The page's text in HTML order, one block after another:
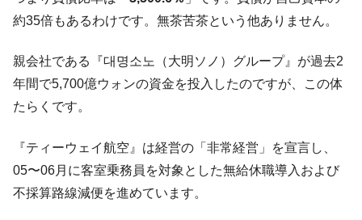
「KDDX」1番艦、2032年竣工と公示
に韓国がいっちょがみしたのでは。
『Money1』
韓国政府『BYD』車への補助金を全廃 ⇒ 実
は韓国で『BYD』車は売れている。6カ月で対前年同期比
『Money1』
在韓米国大使スティールが着韓！⇒ さっそ
く空港に詰めかけ「出て行け！」「極右勢力」のプラカー
ドを掲げる「在韓反米勢力」
約35倍もあるわけです。無茶苦茶という他ありません。
親会社である『대명소노（大明ソノ）グループ』が過去2
年間で5,700億ウォンの資金を投入したのですが、この体
たらくです。
『ティーウェイ航空』は経営の「非常経営」を宣言し、
05〜06月に客室乗務員を対象とした無給休職導入および
不採算路線減便を進めています。